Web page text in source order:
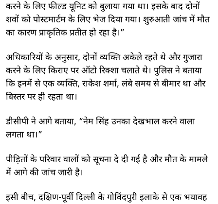
करने के लिए फील्ड यूनिट को बुलाया गया था। इसके बाद दोनों
शवों को पोस्टमार्टम के लिए भेज दिया गया। शुरुआती जांच में मौत
का कारण प्राकृतिक प्रतीत हो रहा है।”
अधिकारियों के अनुसार, दोनों व्यक्ति अकेले रहते थे और गुजारा
करने के लिए किराए पर ऑटो रिक्शा चलाते थे। पुलिस ने बताया
कि इनमें से एक व्यक्ति, राकेश शर्मा, लंबे समय से बीमार था और
बिस्तर पर ही रहता था।
डीसीपी ने आगे बताया, “नेम सिंह उनका देखभाल करने वाला
लगता था।”
पीड़ितों के परिवार वालों को सूचना दे दी गई है और मौत के मामले
में आगे की जांच जारी है।
इसी बीच, दक्षिण-पूर्वी दिल्ली के गोविंदपुरी इलाके से एक भयावह